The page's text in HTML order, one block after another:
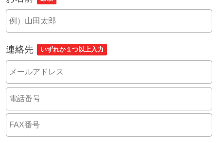
連絡先 いずれか１つ以上入力